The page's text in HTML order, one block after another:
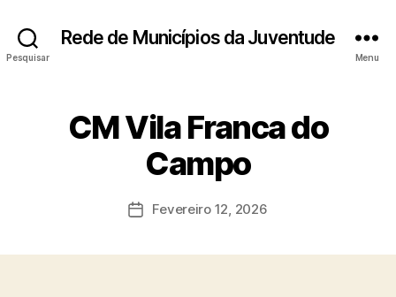
Pesquisar
Rede de Municípios da Juventude
Menu
CM Vila Franca do
Campo
DataFevereiro 12, 2026